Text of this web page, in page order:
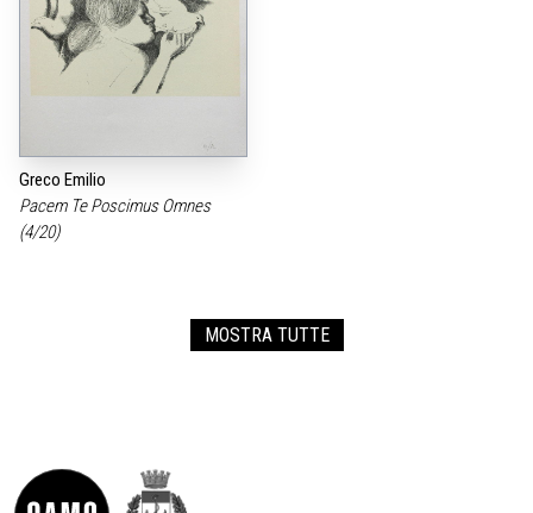
Greco Emilio
Pacem Te Poscimus Omnes
(4/20)
MOSTRA TUTTE